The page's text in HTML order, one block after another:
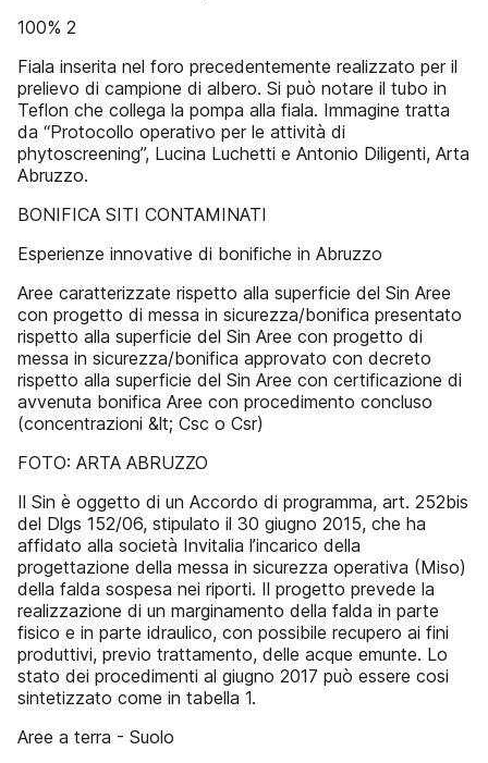
100% 2
Fiala inserita nel foro precedentemente realizzato per il
prelievo di campione di albero. Si può notare il tubo in
Teflon che collega la pompa alla fiala. Immagine tratta
da “Protocollo operativo per le attività di
phytoscreening”, Lucina Luchetti e Antonio Diligenti, Arta
Abruzzo.
BONIFICA SITI CONTAMINATI
Esperienze innovative di bonifiche in Abruzzo
Aree caratterizzate rispetto alla superficie del Sin Aree
con progetto di messa in sicurezza/bonifica presentato
rispetto alla superficie del Sin Aree con progetto di
messa in sicurezza/bonifica approvato con decreto
rispetto alla superficie del Sin Aree con certificazione di
avvenuta bonifica Aree con procedimento concluso
(concentrazioni &lt; Csc o Csr)
FOTO: ARTA ABRUZZO
Il Sin è oggetto di un Accordo di programma, art. 252bis
del Dlgs 152/06, stipulato il 30 giugno 2015, che ha
affidato alla società Invitalia l’incarico della
progettazione della messa in sicurezza operativa (Miso)
della falda sospesa nei riporti. Il progetto prevede la
realizzazione di un marginamento della falda in parte
fisico e in parte idraulico, con possibile recupero ai fini
produttivi, previo trattamento, delle acque emunte. Lo
stato dei procedimenti al giugno 2017 può essere cosi
sintetizzato come in tabella 1.
Aree a terra - Suolo